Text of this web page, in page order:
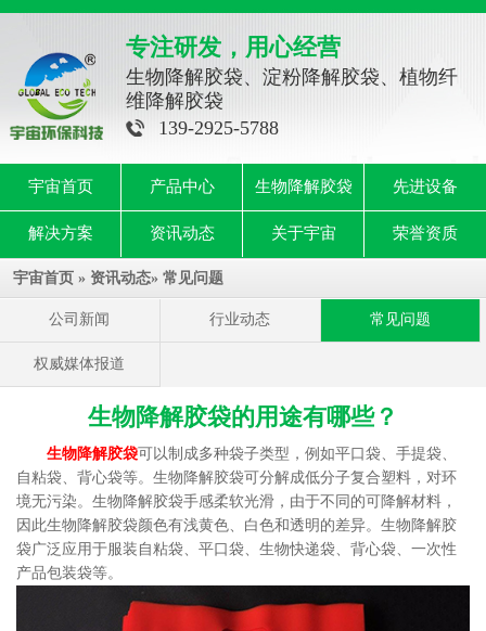
专注研发，用心经营
生物降解胶袋、淀粉降解胶袋、植物纤
维降解胶袋
139-2925-5788
宇宙首页 产品中心 生物降解胶袋 先进设备
解决方案 资讯动态 关于宇宙 荣誉资质
宇宙首页 » 资讯动态» 常见问题
公司新闻 行业动态 常见问题
权威媒体报道
生物降解胶袋的用途有哪些？
生物降解胶袋可以制成多种袋子类型，例如平口袋、手提袋、
自粘袋、背心袋等。生物降解胶袋可分解成低分子复合塑料，对环
境无污染。生物降解胶袋手感柔软光滑，由于不同的可降解材料，
因此生物降解胶袋颜色有浅黄色、白色和透明的差异。生物降解胶
袋广泛应用于服装自粘袋、平口袋、生物快递袋、背心袋、一次性
产品包装袋等。